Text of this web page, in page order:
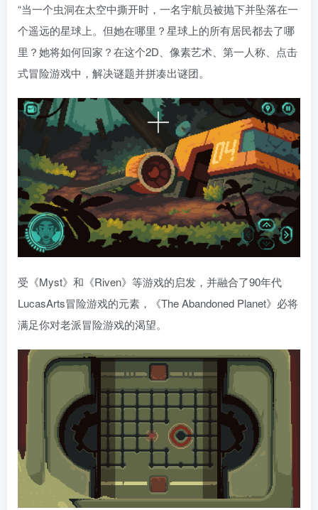
“当一个虫洞在太空中撕开时，一名宇航员被抛下并坠落在一
个遥远的星球上。但她在哪里？星球上的所有居民都去了哪
里？她将如何回家？在这个2D、像素艺术、第一人称、点击
式冒险游戏中，解决谜题并拼凑出谜团。
受《Myst》和《Riven》等游戏的启发，并融合了90年代
LucasArts冒险游戏的元素，《The Abandoned Planet》必将
满足你对老派冒险游戏的渴望。